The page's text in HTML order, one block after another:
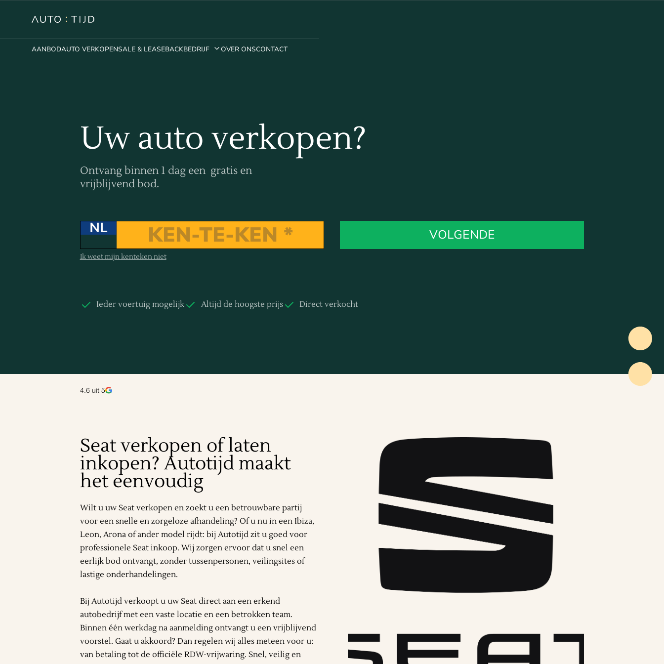
AANBODAUTO VERKOPENSALE & LEASEBACKBEDRIJF OVER ONSCONTACT
Uw auto verkopen?
Ontvang binnen 1 dag een gratis en
vrijblijvend bod.
NL
Ik weet mijn kenteken niet
VOLGENDE
Ieder voertuig mogelijk Altijd de hoogste prijs Direct verkocht
4.6 uit 5
Seat verkopen of laten
inkopen? Autotijd maakt
het eenvoudig
Wilt u uw Seat verkopen en zoekt u een betrouwbare partij
voor een snelle en zorgeloze afhandeling? Of u nu in een Ibiza,
Leon, Arona of ander model rijdt: bij Autotijd zit u goed voor
professionele Seat inkoop. Wij zorgen ervoor dat u snel een
eerlijk bod ontvangt, zonder tussenpersonen, veilingsites of
lastige onderhandelingen.
Bij Autotijd verkoopt u uw Seat direct aan een erkend
autobedrijf met een vaste locatie en een betrokken team.
Binnen één werkdag na aanmelding ontvangt u een vrijblijvend
voorstel. Gaat u akkoord? Dan regelen wij alles meteen voor u:
van betaling tot de officiële RDW-vrijwaring. Snel, veilig en